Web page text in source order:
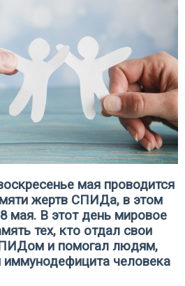
мая проводится
жертв СПИДа, в этом
мая. В этот день мировое
тех, кто отдал свои
и помогал людям,
человека